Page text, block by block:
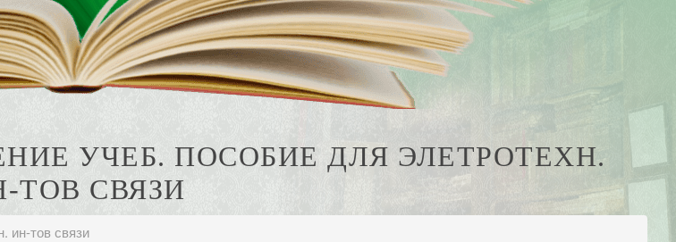
УЧЕБ. ПОСОБИЕ ДЛЯ ЭЛЕТРОТЕХН.
ТОВ СВЯЗИ
ин-тов связи